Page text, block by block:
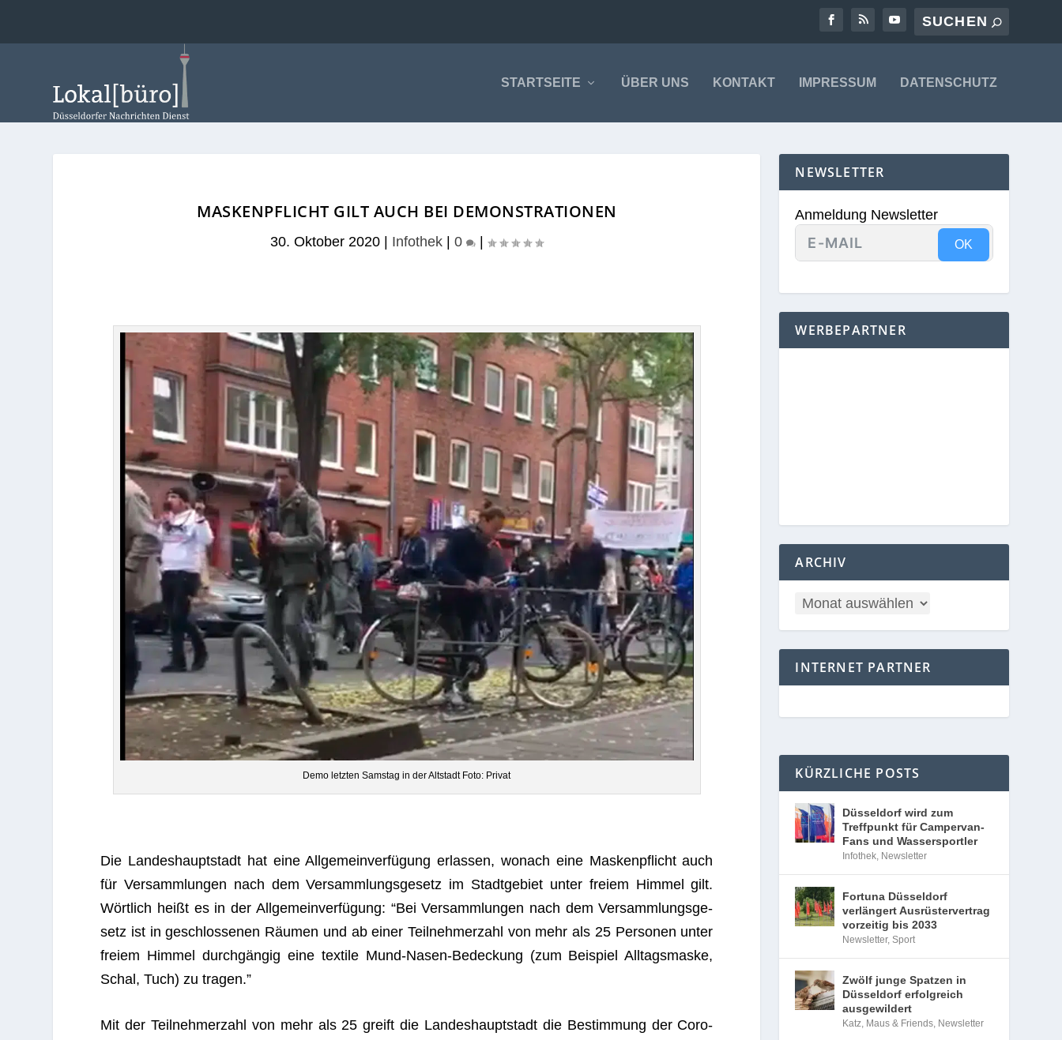
STARTSEITE ÜBER UNS KONTAKT IMPRESSUM DATENSCHUTZ
MASKENPFLICHT GILT AUCH BEI DEMONSTRATIONEN
30. Oktober 2020 Infothek |0 |
Demo letz­ten Sams­tag in der Alt­stadt Foto: Privat
Die Lan­des­haupt­stadt hat eine All­ge­mein­ver­fü­gung erlas­sen, wonach eine Mas­ken­pflicht auch
für Ver­samm­lun­gen nach dem Ver­samm­lungs­ge­setz im Stadt­ge­biet unter freiem Him­mel gilt.
Wört­lich heißt es in der All­ge­mein­ver­fü­gung: “Bei Ver­samm­lun­gen nach dem Ver­samm­lungs­ge­
setz ist in geschlos­se­nen Räu­men und ab einer Teil­neh­mer­zahl von mehr als 25 Per­so­nen unter
freiem Him­mel durch­gän­gig eine tex­tile Mund-Nasen-Bede­ckung (zum Bei­spiel All­tags­maske,
Schal, Tuch) zu tragen.”
Mit der Teil­neh­mer­zahl von mehr als 25 greift die Lan­des­haupt­stadt die Bestim­mung der Coro­
NEWSLETTER
Anmeldung Newsletter
OK
WERBEPARTNER
ARCHIV
INTERNET PARTNER
KÜRZLICHE POSTS
Düsseldorf wird zum
Treffpunkt für Campervan-
Fans und Wassersportler
Infothek, Newsletter
Fortuna Düsseldorf
verlängert Ausrüstervertrag
vorzeitig bis 2033
Newsletter,Sport
Zwölf junge Spatzen in
Düsseldorf erfolgreich
ausgewildert
Katz, Maus & Friends, Newsletter